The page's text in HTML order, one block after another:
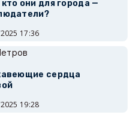
они для города —
17:36
сердца
19:28